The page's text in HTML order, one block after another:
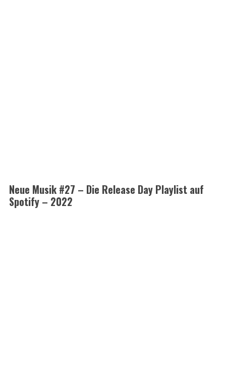
Neue Musik #27 – Die Release Day Playlist auf
Spotify – 2022